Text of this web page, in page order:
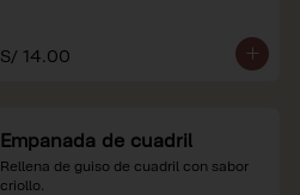
S/ 14.00
Empanada de cuadril
Rellena de guiso de cuadril con sabor
criollo.